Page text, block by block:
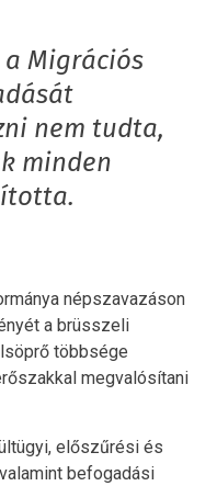
Migrációs
nem tudta,
minden
népszavazáson
a brüsszeli
többsége
megvalósítani
előszűrési és
befogadási